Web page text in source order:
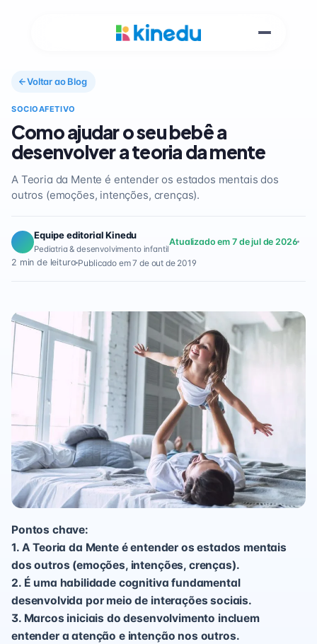
Voltar ao Blog
SOCIOAFETIVO
Como ajudar o seu bebê a
desenvolver a teoria da mente
A Teoria da Mente é entender os estados mentais dos
outros (emoções, intenções, crenças).
Equipe editorial Kinedu
Pediatria & desenvolvimento infantil
Atualizado em 7 de jul de 2026
2 min de leitura Publicado em 7 de out de 2019
Pontos chave:
1. A Teoria da Mente é entender os estados mentais
dos outros (emoções, intenções, crenças).
2. É uma habilidade cognitiva fundamental
desenvolvida por meio de interações sociais.
3. Marcos iniciais do desenvolvimento incluem
entender a atenção e intenção nos outros.